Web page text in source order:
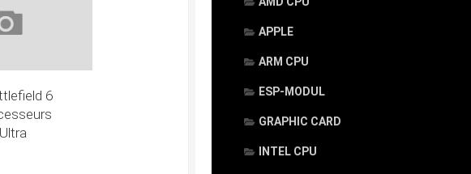
APPLE
ARM CPU
ESP-MODUL
GRAPHIC CARD
INTEL CPU
6